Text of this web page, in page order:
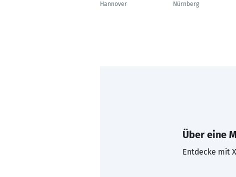
Hannover
Nürnberg
Über eine
Entdecke mit